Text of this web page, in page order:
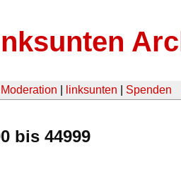
Moderation linksunten Spenden
bis 44999